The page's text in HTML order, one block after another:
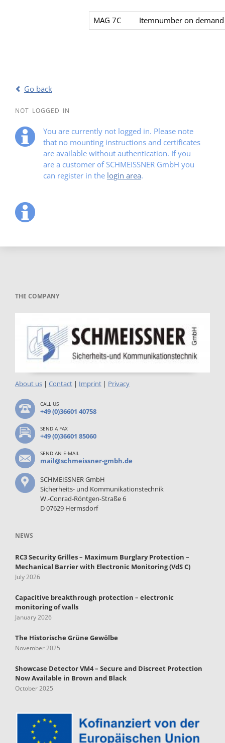
MAG 7C Itemnumber on demand
Go back
NOT LOGGED IN
You are currently not logged in. Please note
that no mounting instructions and certificates
are available without authentication. If you
are a customer of SCHMEISSNER GmbH you
can register in the login area.
THE COMPANY
About us| Contact| Imprint| Privacy
CALL US
+49 (0)36601 40758
SEND A FAX
+49 (0)36601 85060
SEND AN E-MAIL
mail@schmeissner-gmbh.de
SCHMEISSNER GmbH
Sicherheits- und Kommunikationstechnik
W.-Conrad-Röntgen-Straße 6
D 07629 Hermsdorf
NEWS
RC3 Security Grilles – Maximum Burglary Protection –
Mechanical Barrier with Electronic Monitoring (VdS C)
July 2026
Capacitive breakthrough protection – electronic
monitoring of walls
January 2026
The Historische Grüne Gewölbe
November 2025
Showcase Detector VM4 – Secure and Discreet Protection
Now Available in Brown and Black
October 2025